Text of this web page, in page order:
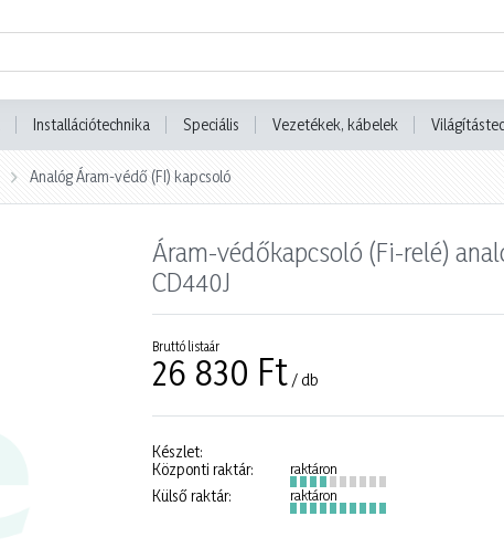
Installációtechnika Speciális Vezetékek, kábelek
Analóg Áram-védő (FI) kapcsoló
Áram-védőkapcsoló (Fi-relé)
CD440J
Bruttó listaár
26 830 Ft / db
Készlet:
Központi raktár:
raktáron
Külső raktár: raktáron